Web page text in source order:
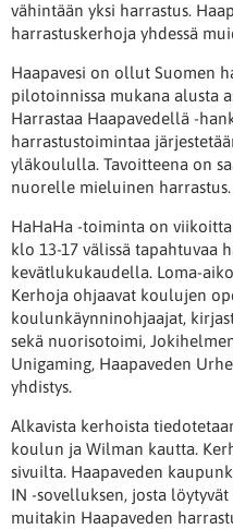
vähintään yksi harrastus.
harrastuskerhoja yhdessä
Haapavesi on ollut Suomen
pilotoinnissa mukana alusta
Harrastaa Haapavedellä -
harrastustoimintaa
yläkoululla. Tavoitteena on
nuorelle mieluinen harrastus.
HaHaHa -toiminta on
klo 13-17 välissä tapahtuvaa
kevätlukukaudella. Loma-
Kerhoja ohjaavat koulujen
koulunkäynninohjaajat,
sekä nuorisotoimi,
Unigaming, Haapaveden
yhdistys.
Alkavista kerhoista
koulun ja Wilman kautta.
sivuilta. Haapaveden
IN -sovelluksen, josta
muitakin Haapaveden